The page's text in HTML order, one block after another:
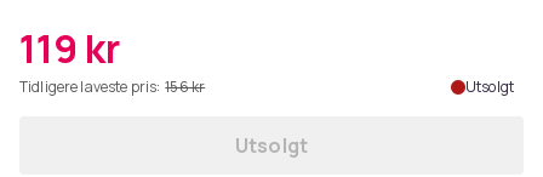
119 kr
Tidligere laveste pris: 156 kr Utsolgt
Utsolgt